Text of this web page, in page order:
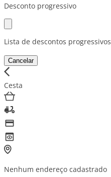
Desconto progressivo
Lista de descontos progressivos
Cancelar
Cesta
Nenhum endereço cadastrado